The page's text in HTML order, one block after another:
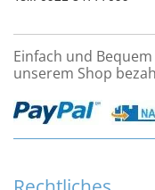
Einfach und
unserem Shop